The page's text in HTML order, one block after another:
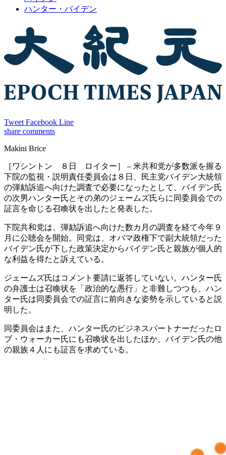
ハンター・バイデン
Tweet Facebook Line
share comments
Makini Brice
［ワシントン ８日 ロイター］ – 米共和党が多数派を握る
下院の監視・説明責任委員会は８日、民主党バイデン大統領
の弾劾訴追へ向けた調査で必要になったとして、バイデン氏
の次男ハンター氏とその弟のジェームズ氏らに同委員会での
証言を命じる召喚状を出したと発表した。
下院共和党は、弾劾訴追へ向けた数カ月の調査を経て今年９
月に公聴会を開始。同党は、オバマ政権下で副大統領だった
バイデン氏が下した政策決定からバイデン氏と親族が個人的
な利益を得たと訴えている。
ジェームズ氏はコメント要請に返答していない。ハンター氏
の弁護士は召喚状を「政治的な愚行」と非難しつつも、ハン
ター氏は同委員会での証言に前向きな姿勢を示していると説
明した。
同委員会はまた、ハンター氏のビジネスパートナーだったロ
ブ・ウォーカー氏にも召喚状を出したほか、バイデン氏の他
の親族４人にも証言を求めている。